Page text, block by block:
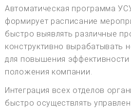
Автоматическая программа
формирует расписание
быстро выявлять различные
конструктивно вырабатывать
для повышения эффективности
положения компании.
Интеграция всех отделов
быстро осуществлять